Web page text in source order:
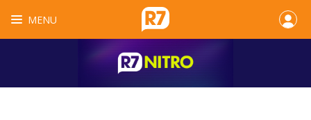
MENU